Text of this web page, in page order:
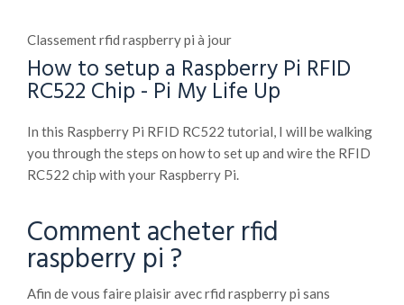
Classement rfid raspberry pi à jour
How to setup a Raspberry Pi RFID
RC522 Chip - Pi My Life Up
In this Raspberry Pi RFID RC522 tutorial, I will be walking
you through the steps on how to set up and wire the RFID
RC522 chip with your Raspberry Pi.
Comment acheter rfid
raspberry pi ?
Afin de vous faire plaisir avec rfid raspberry pi sans